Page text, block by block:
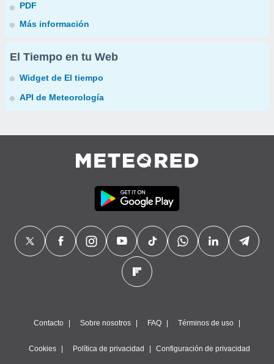
PDF
Más información
El Tiempo en tu Web
Widget de El tiempo
API de Meteorología
Contacto Sobre nosotros FAQ Términos de uso
Cookies Política de privacidad Configuración de privacidad